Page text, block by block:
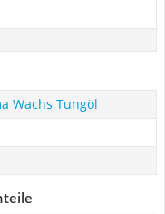
Wachs Tungöl